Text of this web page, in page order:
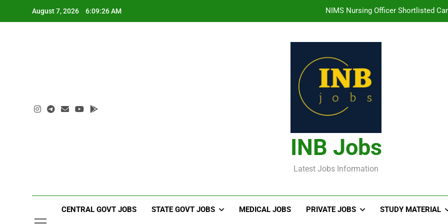
August 7, 2026 6:09:27 AM తిరుమల తిరుపతి దేవస్థానం సంస్థలో
NIMS Nursing Officer Shortlisted
తిరుమల తిరుపతి దేవస్థానం సంస్థలో ఉద్యోగాలు
INB Jobs
Latest Jobs Information
CENTRAL GOVT JOBS STATE GOVT JOBS MEDICAL JOBS PRIVATE JOBS STUDY MATERIAL